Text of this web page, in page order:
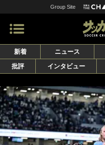
Group Site
新着 ニュース
批評
インタビュー